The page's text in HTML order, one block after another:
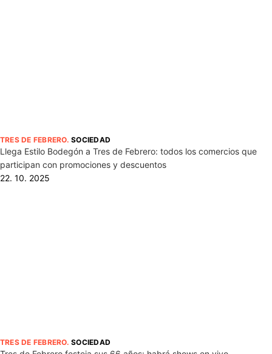
TRES DE FEBRERO.SOCIEDAD
Llega Estilo Bodegón a Tres de Febrero: todos los comercios que
participan con promociones y descuentos
22. 10. 2025
TRES DE FEBRERO.SOCIEDAD